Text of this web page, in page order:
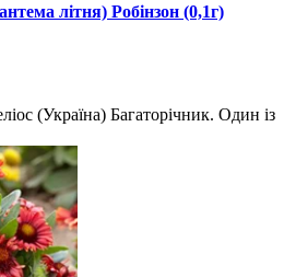
літня) Робінзон (0,1г)
(Україна) Багаторічник. Один із